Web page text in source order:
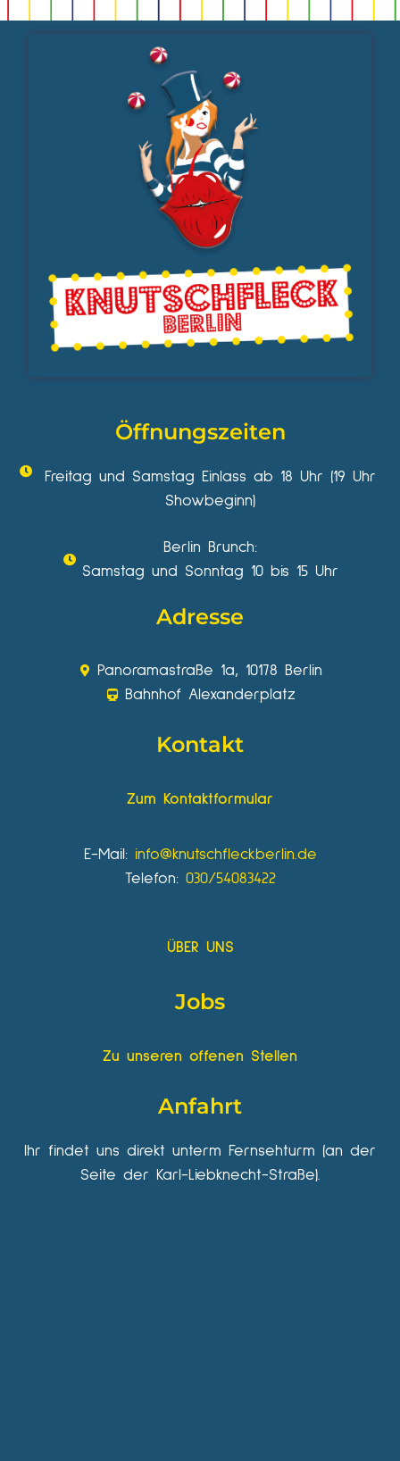
Öffnungszeiten
Freitag und Samstag Einlass ab 18 Uhr (19 Uhr
Showbeginn)
Berlin Brunch:
Samstag und Sonntag 10 bis 15 Uhr
Adresse
Panoramastraße 1a, 10178 Berlin
Bahnhof Alexanderplatz
Kontakt
Zum Kontaktformular
E-Mail: info@knutschfleckberlin.de
Telefon: 030/54083422
ÜBER UNS
Jobs
Zu unseren offenen Stellen
Anfahrt
Ihr findet uns direkt unterm Fernsehturm (an der
Seite der Karl-Liebknecht-Straße).